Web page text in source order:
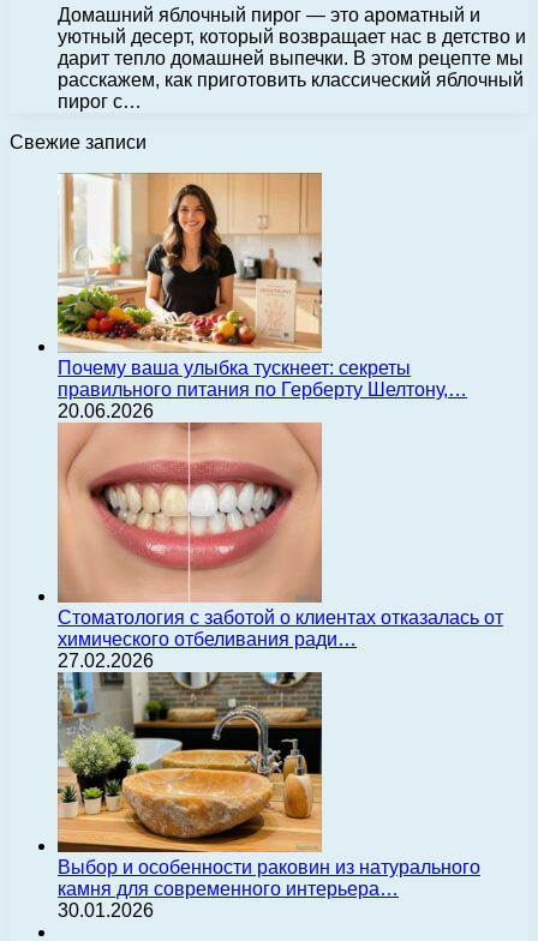
Домашний яблочный пирог — это ароматный и
уютный десерт, который возвращает нас в детство и
дарит тепло домашней выпечки. В этом рецепте мы
расскажем, как приготовить классический яблочный
пирог с…
Свежие записи
Почему ваша улыбка тускнеет: секреты
правильного питания по Герберту Шелтону,…
20.06.2026
Стоматология с заботой о клиентах отказалась от
химического отбеливания ради…
27.02.2026
Выбор и особенности раковин из натурального
камня для современного интерьера…
30.01.2026